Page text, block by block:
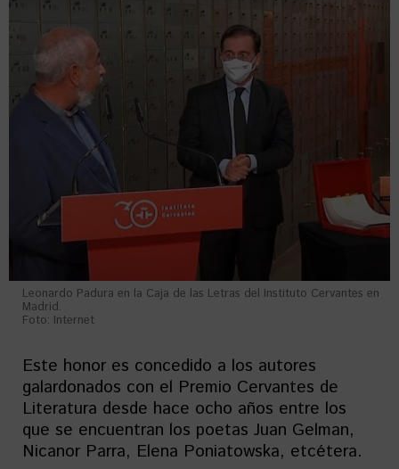
Leonardo Padura en la Caja de las Letras del Instituto Cervantes en
Madrid.
Foto: Internet
Este honor es concedido a los autores
galardonados con el Premio Cervantes de
Literatura desde hace ocho años entre los
que se encuentran los poetas Juan Gelman,
Nicanor Parra, Elena Poniatowska, etcétera.